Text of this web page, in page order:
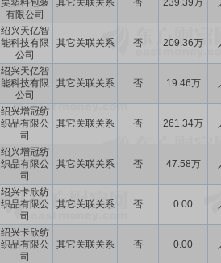
昊塑料包装
有限公司
其它关联关系 否 239.39万
绍兴天亿智
能科技有限
公司
其它关联关系 否 209.36万
绍兴天亿智
能科技有限
公司
其它关联关系 否 19.46万
绍兴增冠纺
织品有限公
司
其它关联关系 否 261.34万
绍兴增冠纺
织品有限公
司
其它关联关系 否 47.58万
绍兴卡欣纺
织品有限公
司
其它关联关系 否 0.00
绍兴卡欣纺
织品有限公
司
其它关联关系 否 0.00